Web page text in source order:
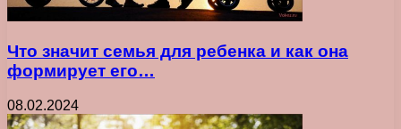
Что значит семья для ребенка и как она
формирует его…
08.02.2024